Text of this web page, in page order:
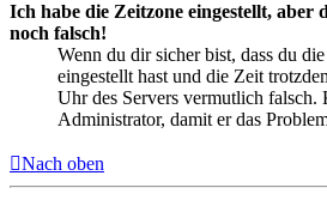
Ich habe die Zeitzone eingestellt, aber
noch falsch!
Wenn du dir sicher bist, dass du
eingestellt hast und die Zeit
Uhr des Servers vermutlich falsch.
Administrator, damit er das
Nach oben